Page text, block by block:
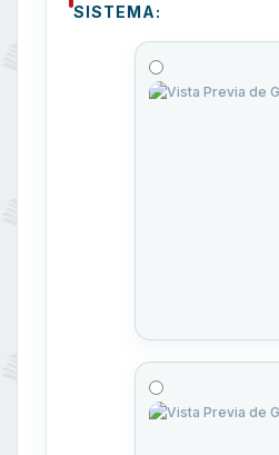
SISTEMA: